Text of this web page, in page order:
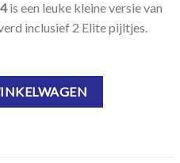
is een leuke kleine versie van
inclusief 2 Elite pijltjes.
aantal